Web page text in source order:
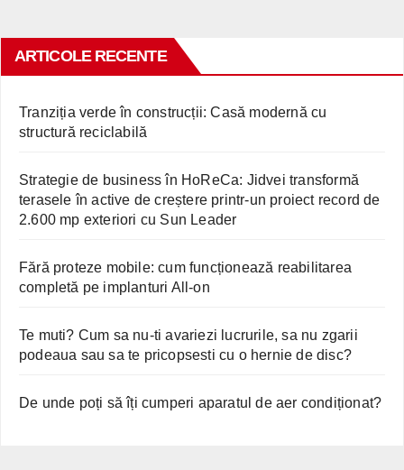
ARTICOLE RECENTE
Tranziția verde în construcții: Casă modernă cu
structură reciclabilă
Strategie de business în HoReCa: Jidvei transformă
terasele în active de creștere printr-un proiect record de
2.600 mp exteriori cu Sun Leader
Fără proteze mobile: cum funcționează reabilitarea
completă pe implanturi All-on
Te muti? Cum sa nu-ti avariezi lucrurile, sa nu zgarii
podeaua sau sa te pricopsesti cu o hernie de disc?
De unde poți să îți cumperi aparatul de aer condiționat?